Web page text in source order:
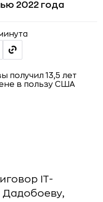
2022 года
IT-
Дадобоеву,